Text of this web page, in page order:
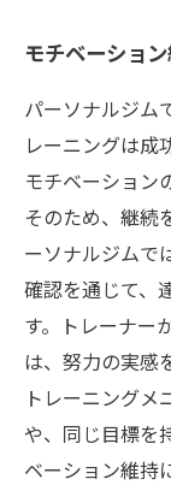
モチベーショ
パーソナルジム
レーニングは成
モチベーション
そのため、継続
ーソナルジムで
確認を通じて、
す。トレーナー
は、努力の実感
トレーニングメ
や、同じ目標を
ベーション維持